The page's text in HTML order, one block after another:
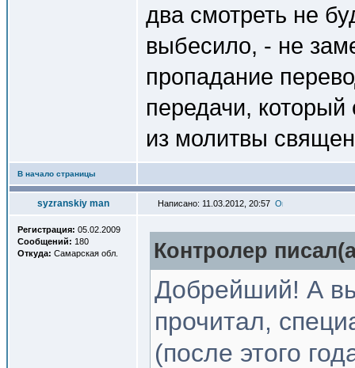
два смотреть не
выбесило, - не
пропадание
передачи,
из молитвы
В начало страницы
syzranskiy man Написано: 11.03.2012, 20:57
Регистрация: 05.02.2009
Сообщений: 180
Откуда: Самарская обл. Контролер
Добрейший! А
прочитал,
(после этого